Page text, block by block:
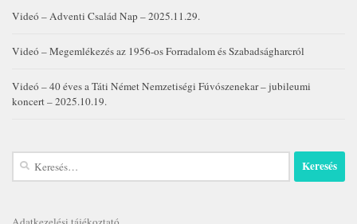
Videó – Adventi Család Nap – 2025.11.29.
Videó – Megemlékezés az 1956-os Forradalom és Szabadságharcról
Videó – 40 éves a Táti Német Nemzetiségi Fúvószenekar – jubileumi
koncert – 2025.10.19.
Keresés: